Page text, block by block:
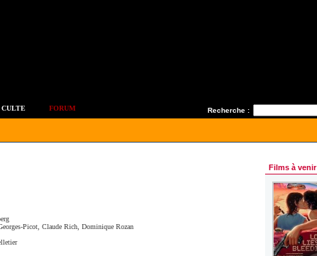
Recherche :
CULTE FORUM
Picot ,Claude Rich ,Dominique Rozan
Films à venir